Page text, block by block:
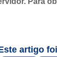
artigo